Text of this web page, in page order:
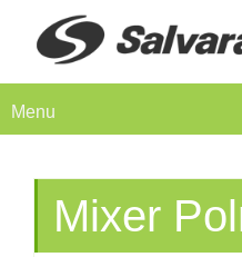
Menu
Mixer